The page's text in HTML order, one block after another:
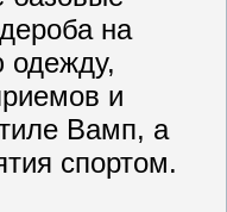
на
одежду,
и
Вамп, а
спортом.